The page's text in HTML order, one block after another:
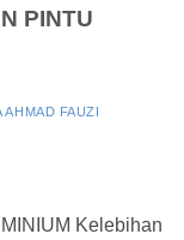
PINTU
AHMAD FAUZI
Kelebihan